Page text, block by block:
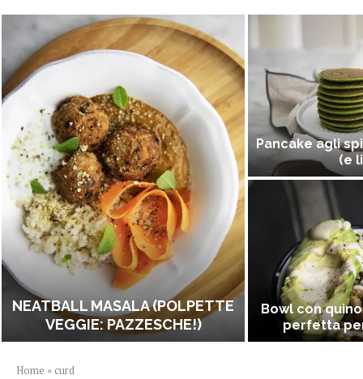
NEATBALL MASALA (POLPETTE
VEGGIE: PAZZESCHE!)
Pancake agli
(e
Bowl con
perfetta
Home » curd